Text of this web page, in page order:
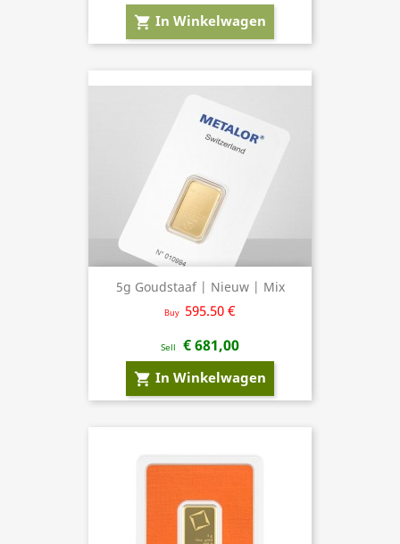
shopping_cart In Winkelwagen
5g Goudstaaf | Nieuw | Mix
Buy 595.50 €
Sell € 681,00
shopping_cart In Winkelwagen